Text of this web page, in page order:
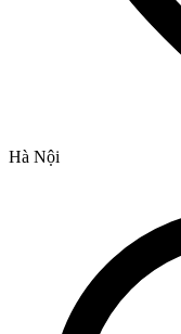
Hà Nội